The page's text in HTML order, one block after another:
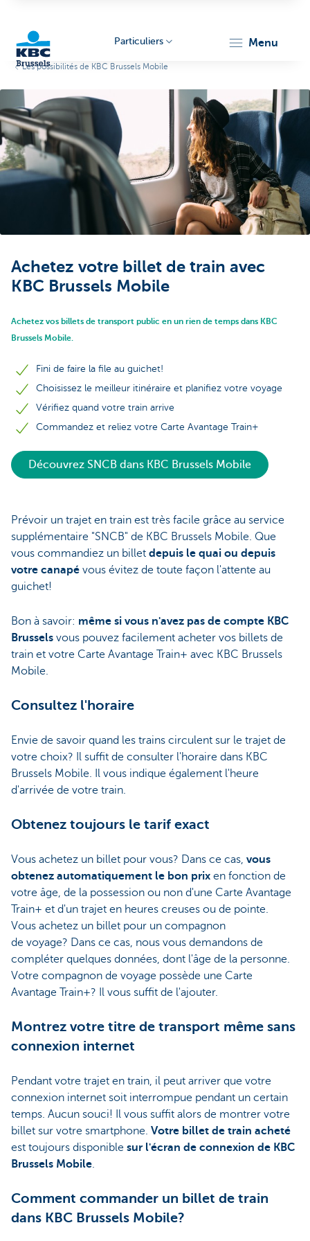
Particuliers menu
Les possibilités de KBC Brussels Mobile
Achetez votre billet de train avec
KBC Brussels Mobile
Achetez vos billets de transport public en un rien de temps dans KBC
Brussels Mobile.
Fini de faire la file au guichet!
Choisissez le meilleur itinéraire et planifiez votre voyage
Vérifiez quand votre train arrive
Commandez et reliez votre Carte Avantage Train+
Découvrez SNCB dans KBC Brussels Mobile
Prévoir un trajet en train est très facile grâce au service
supplémentaire "SNCB" de KBC Brussels Mobile. Que
vous commandiez un billet depuis le quai ou depuis
votre canapé vous évitez de toute façon l'attente au
guichet!
Bon à savoir: même si vous n'avez pas de compte KBC
Brussels vous pouvez facilement acheter vos billets de
train et votre Carte Avantage Train+ avec KBC Brussels
Mobile.
Consultez l'horaire
Envie de savoir quand les trains circulent sur le trajet de
votre choix? Il suffit de consulter l'horaire dans KBC
Brussels Mobile. Il vous indique également l'heure
d'arrivée de votre train.
Obtenez toujours le tarif exact
Vous achetez un billet pour vous? Dans ce cas, vous
obtenez automatiquement le bon prix en fonction de
votre âge, de la possession ou non d'une Carte Avantage
Train+ et d'un trajet en heures creuses ou de pointe.
Vous achetez un billet pour un compagnon
de voyage? Dans ce cas, nous vous demandons de
compléter quelques données, dont l'âge de la personne.
Votre compagnon de voyage possède une Carte
Avantage Train+? Il vous suffit de l'ajouter.
Montrez votre titre de transport même sans
connexion internet
Pendant votre trajet en train, il peut arriver que votre
connexion internet soit interrompue pendant un certain
temps. Aucun souci! Il vous suffit alors de montrer votre
billet sur votre smartphone. Votre billet de train acheté
est toujours disponible sur l'écran de connexion de KBC
Brussels Mobile.
Comment commander un billet de train
dans KBC Brussels Mobile?